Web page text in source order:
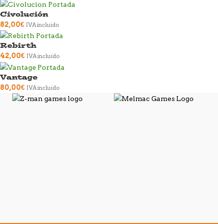
Civolución
82,00€ IVA incluido
Rebirth
42,00€ IVA incluido
Vantage
80,00€ IVA incluido